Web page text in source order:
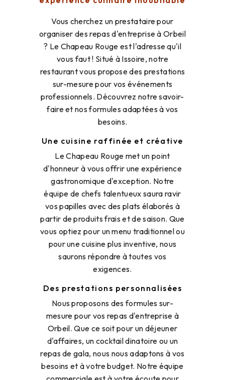
Vous cherchez un prestataire pour
organiser des repas d'entreprise à Orbeil
? Le Chapeau Rouge est l'adresse qu'il
vous faut ! Situé à Issoire, notre
restaurant vous propose des prestations
sur-mesure pour vos événements
professionnels. Découvrez notre savoir-
faire et nos formules adaptées à vos
besoins.
Une cuisine raffinée et créative
Le Chapeau Rouge met un point
d'honneur à vous offrir une expérience
gastronomique d'exception. Notre
équipe de chefs talentueux saura ravir
vos papilles avec des plats élaborés à
partir de produits frais et de saison. Que
vous optiez pour un menu traditionnel ou
pour une cuisine plus inventive, nous
saurons répondre à toutes vos
exigences.
Des prestations personnalisées
Nous proposons des formules sur-
mesure pour vos repas d'entreprise à
Orbeil. Que ce soit pour un déjeuner
d'affaires, un cocktail dinatoire ou un
repas de gala, nous nous adaptons à vos
besoins et à votre budget. Notre équipe